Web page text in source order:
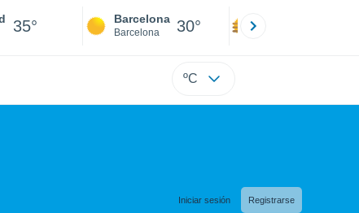
35° Barcelona
Barcelona 30°
ºC
Iniciar sesión Registrarse